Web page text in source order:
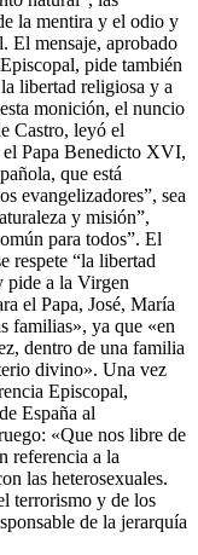
la mentira y el odio y
El mensaje, aprobado
pide también
libertad religiosa y a
monición, el nuncio
Castro, leyó el
Papa Benedicto XVI,
que está
evangelizadores”, sea
y misión”,
para todos”. El
respete “la libertad
pide a la Virgen
el Papa, José, María
familias», ya que «en
dentro de una familia
divino». Una vez
Episcopal,
España al
«Que nos libre de
referencia a la
las heterosexuales.
terrorismo y de los
de la jerarquía